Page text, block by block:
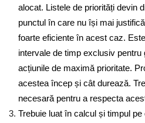
alocat. Listele de priorități devin
punctul în care nu își mai
foarte eficiente în acest caz.
intervale de timp exclusiv
acțiunile de maximă prioritate.
acestea încep și cât durează.
necesară pentru a respecta
Trebuie luat în calcul și timpul